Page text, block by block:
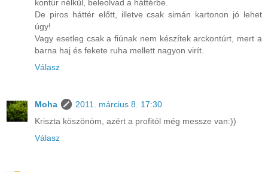
kontúr nélkül, beleolvad a háttérbe.
De piros háttér előtt, illetve csak simán kartonon jó lehet
úgy!
Vagy esetleg csak a fiúnak nem készítek arckontúrt, mert a
barna haj és fekete ruha mellett nagyon virít.
Válasz
Moha
2011. március 8. 17:30
Kriszta köszönöm, azért a profitól még messze van:))
Válasz